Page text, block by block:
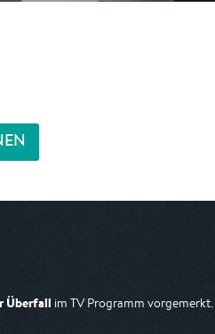
Überfall im TV Programm